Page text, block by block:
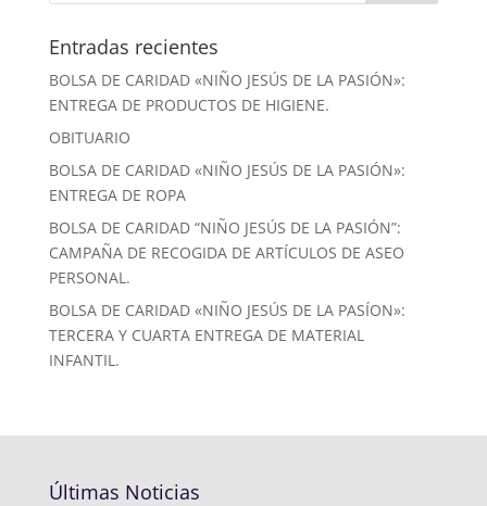
Entradas recientes
BOLSA DE CARIDAD «NIÑO JESÚS DE LA PASIÓN»:
ENTREGA DE PRODUCTOS DE HIGIENE.
OBITUARIO
BOLSA DE CARIDAD «NIÑO JESÚS DE LA PASIÓN»:
ENTREGA DE ROPA
BOLSA DE CARIDAD “NIÑO JESÚS DE LA PASIÓN”:
CAMPAÑA DE RECOGIDA DE ARTÍCULOS DE ASEO
PERSONAL.
BOLSA DE CARIDAD «NIÑO JESÚS DE LA PASÍON»:
TERCERA Y CUARTA ENTREGA DE MATERIAL
INFANTIL.
Últimas Noticias